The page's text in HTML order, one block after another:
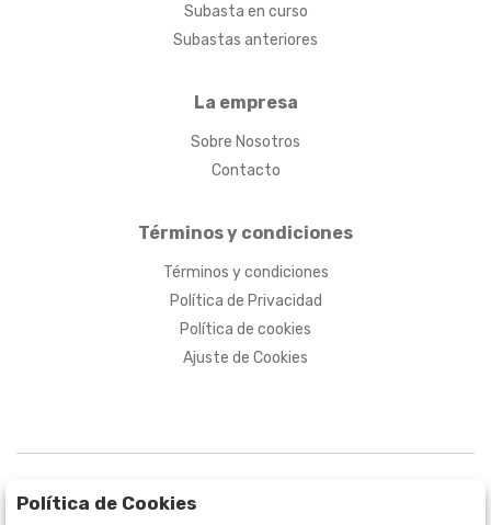
Subasta en curso
Subastas anteriores
La empresa
Sobre Nosotros
Contacto
Términos y condiciones
Términos y condiciones
Política de Privacidad
Política de cookies
Ajuste de Cookies
Política de Cookies